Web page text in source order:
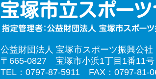
公益財団法人 宝塚市スポーツ振興公社
〒665-0827 宝塚市小浜1丁目1番11号
TEL：0797-87-5911 FAX：0797-81-